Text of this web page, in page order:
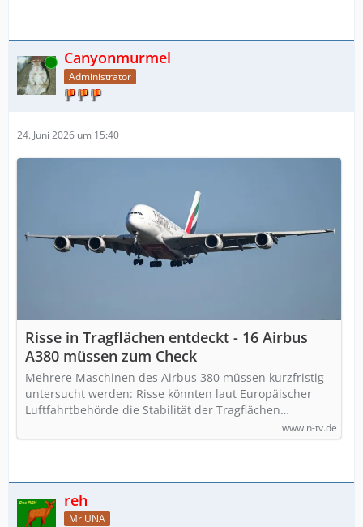
Online Canyonmurmel
Administrator
24. Juni 2026 um 15:40
Risse in Tragflächen entdeckt - 16 Airbus
A380 müssen zum Check
Mehrere Maschinen des Airbus 380 müssen kurzfristig
untersucht werden: Risse könnten laut Europäischer
Luftfahrtbehörde die Stabilität der Tragflächen…
www.n-tv.de
reh
Mr UNA